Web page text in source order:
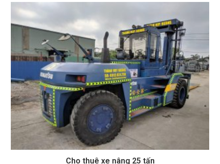
Cho thuê xe nâng 25 tấn